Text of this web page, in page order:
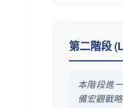
第二階段
本階段進
備宏觀戰